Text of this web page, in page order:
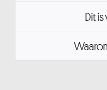
Dit